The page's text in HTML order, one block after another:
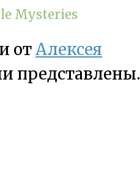
Mysteries
отАлексея
представлены.